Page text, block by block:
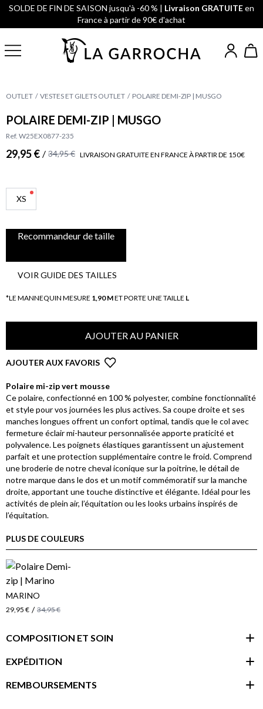
SOLDE DE FIN DE SAISON jusqu'à -60 % | Livraison GRATUITEen
France à partir de 90€ d'achat
OUTLET VESTES ET GILETS OUTLET POLAIRE DEMI-ZIP | MUSGO
POLAIRE DEMI-ZIP | MUSGO
Ref. W25EX0877-235
29,95 € / 34,95 € LIVRAISON GRATUITE EN FRANCE À PARTIR DE 150€
XS
Recommandeur de taille
VOIR GUIDE DES TAILLES
*LE MANNEQUIN MESURE 1,90 MET PORTE UNE TAILLE L
AJOUTER AU PANIER
AJOUTER AUX FAVORIS
Polaire mi-zip vert mousse
Ce polaire, confectionné en 100 % polyester, combine fonctionnalité
et style pour vos journées les plus actives. Sa coupe droite et ses
manches longues offrent un confort optimal, tandis que le col avec
fermeture éclair mi-hauteur personnalisée apporte praticité et
polyvalence. Les poignets élastiques garantissent un ajustement
parfait et une protection supplémentaire contre le froid. Comprend
une broderie de notre cheval iconique sur la poitrine, le détail de
notre marque dans le dos et un motif commémoratif sur la manche
droite, apportant une touche distinctive et élégante. Idéal pour les
activités de plein air, l’équitation ou les looks urbains inspirés de
l’équitation.
PLUS DE COULEURS
MARINO
29,95 € / 34,95 €
COMPOSITION ET SOIN
EXPÉDITION
REMBOURSEMENTS